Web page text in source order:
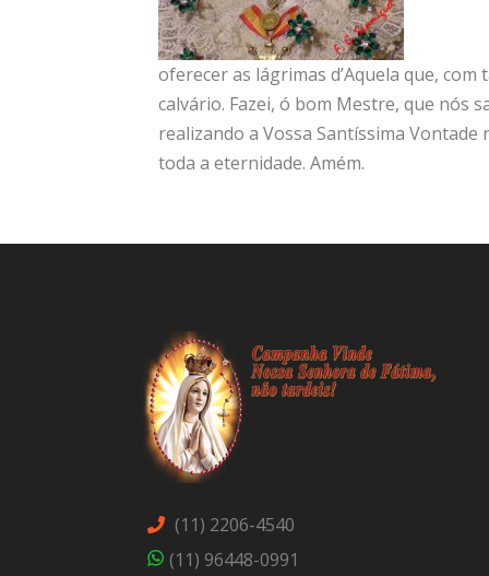
oferecer as lágrimas d’Aquela que,
calvário. Fazei, ó bom Mestre, que nós
realizando a Vossa Santíssima
toda a eternidade. Amém.
(11) 2206-4540
(11) 96448-0991